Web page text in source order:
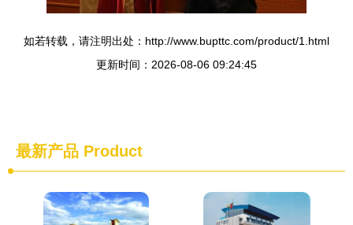
如若转载，请注明出处：http://www.bupttc.com/product/1.html
更新时间：2026-08-06 09:24:45
最新产品 Product